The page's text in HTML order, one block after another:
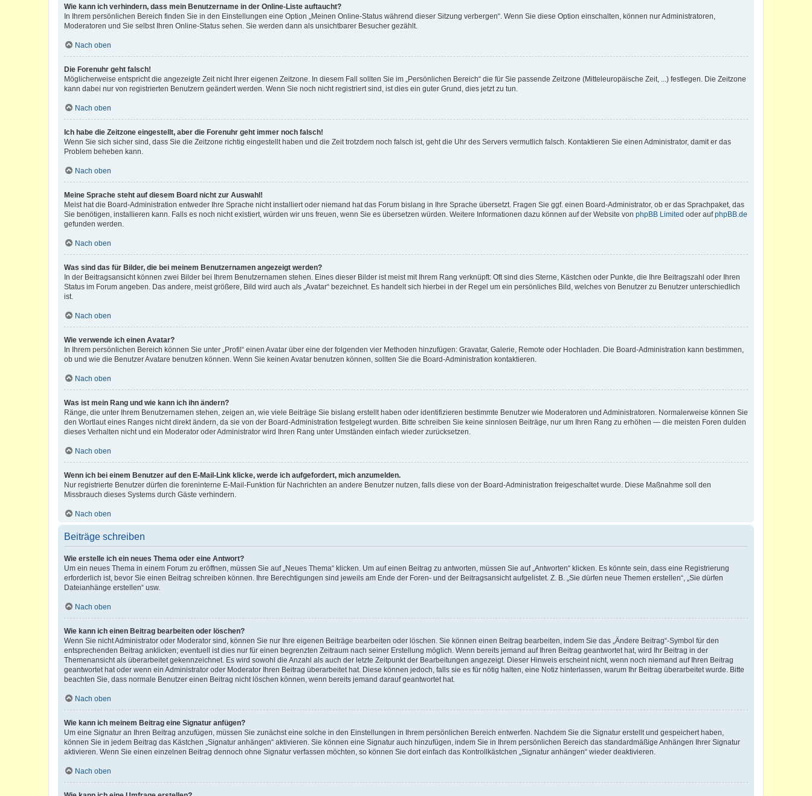
Wie kann ich verhindern, dass mein Benutzername in der Online-Liste auftaucht?
In Ihrem persönlichen Bereich finden Sie in den Einstellungen eine Option „Meinen Online-Status während dieser Sitzung verbergen“. Wenn Sie diese Option einschalten, können nur Administratoren,
Moderatoren und Sie selbst Ihren Online-Status sehen. Sie werden dann als unsichtbarer Besucher gezählt.
Nach oben
Die Forenuhr geht falsch!
Möglicherweise entspricht die angezeigte Zeit nicht Ihrer eigenen Zeitzone. In diesem Fall sollten Sie im „Persönlichen Bereich“ die für Sie passende Zeitzone (Mitteleuropäische Zeit, ...) festlegen. Die Zeitzone
kann dabei nur von registrierten Benutzern geändert werden. Wenn Sie noch nicht registriert sind, ist dies ein guter Grund, dies jetzt zu tun.
Nach oben
Ich habe die Zeitzone eingestellt, aber die Forenuhr geht immer noch falsch!
Wenn Sie sich sicher sind, dass Sie die Zeitzone richtig eingestellt haben und die Zeit trotzdem noch falsch ist, geht die Uhr des Servers vermutlich falsch. Kontaktieren Sie einen Administrator, damit er das
Problem beheben kann.
Nach oben
Meine Sprache steht auf diesem Board nicht zur Auswahl!
Meist hat die Board-Administration entweder Ihre Sprache nicht installiert oder niemand hat das Forum bislang in Ihre Sprache übersetzt. Fragen Sie ggf. einen Board-Administrator, ob er das Sprachpaket, das
Sie benötigen, installieren kann. Falls es noch nicht existiert, würden wir uns freuen, wenn Sie es übersetzen würden. Weitere Informationen dazu können auf der Website von phpBB Limited oder aufphpBB.de
gefunden werden.
Nach oben
Was sind das für Bilder, die bei meinem Benutzernamen angezeigt werden?
In der Beitragsansicht können zwei Bilder bei Ihrem Benutzernamen stehen. Eines dieser Bilder ist meist mit Ihrem Rang verknüpft: Oft sind dies Sterne, Kästchen oder Punkte, die Ihre Beitragszahl oder Ihren
Status im Forum angeben. Das andere, meist größere, Bild wird auch als „Avatar“ bezeichnet. Es handelt sich hierbei in der Regel um ein persönliches Bild, welches von Benutzer zu Benutzer unterschiedlich
ist.
Nach oben
Wie verwende ich einen Avatar?
In Ihrem persönlichen Bereich können Sie unter „Profil“ einen Avatar über eine der folgenden vier Methoden hinzufügen: Gravatar, Galerie, Remote oder Hochladen. Die Board-Administration kann bestimmen,
ob und wie die Benutzer Avatare benutzen können. Wenn Sie keinen Avatar benutzen können, sollten Sie die Board-Administration kontaktieren.
Nach oben
Was ist mein Rang und wie kann ich ihn ändern?
Ränge, die unter Ihrem Benutzernamen stehen, zeigen an, wie viele Beiträge Sie bislang erstellt haben oder identifizieren bestimmte Benutzer wie Moderatoren und Administratoren. Normalerweise können Sie
den Wortlaut eines Ranges nicht direkt ändern, da sie von der Board-Administration festgelegt wurden. Bitte schreiben Sie keine sinnlosen Beiträge, nur um Ihren Rang zu erhöhen — die meisten Foren dulden
dieses Verhalten nicht und ein Moderator oder Administrator wird Ihren Rang unter Umständen einfach wieder zurücksetzen.
Nach oben
Wenn ich bei einem Benutzer auf den E-Mail-Link klicke, werde ich aufgefordert, mich anzumelden.
Nur registrierte Benutzer dürfen die foreninterne E-Mail-Funktion für Nachrichten an andere Benutzer nutzen, falls diese von der Board-Administration freigeschaltet wurde. Diese Maßnahme soll den
Missbrauch dieses Systems durch Gäste verhindern.
Nach oben
Beiträge schreiben
Wie erstelle ich ein neues Thema oder eine Antwort?
Um ein neues Thema in einem Forum zu eröffnen, müssen Sie auf „Neues Thema“ klicken. Um auf einen Beitrag zu antworten, müssen Sie auf „Antworten“ klicken. Es könnte sein, dass eine Registrierung
erforderlich ist, bevor Sie einen Beitrag schreiben können. Ihre Berechtigungen sind jeweils am Ende der Foren- und der Beitragsansicht aufgelistet. Z. B. „Sie dürfen neue Themen erstellen“, „Sie dürfen
Dateianhänge erstellen“ usw.
Nach oben
Wie kann ich einen Beitrag bearbeiten oder löschen?
Wenn Sie nicht Administrator oder Moderator sind, können Sie nur Ihre eigenen Beiträge bearbeiten oder löschen. Sie können einen Beitrag bearbeiten, indem Sie das „Ändere Beitrag“-Symbol für den
entsprechenden Beitrag anklicken; eventuell ist dies nur für einen begrenzten Zeitraum nach seiner Erstellung möglich. Wenn bereits jemand auf Ihren Beitrag geantwortet hat, wird Ihr Beitrag in der
Themenansicht als überarbeitet gekennzeichnet. Es wird sowohl die Anzahl als auch der letzte Zeitpunkt der Bearbeitungen angezeigt. Dieser Hinweis erscheint nicht, wenn noch niemand auf Ihren Beitrag
geantwortet hat oder wenn ein Administrator oder Moderator Ihren Beitrag überarbeitet hat. Diese können jedoch, falls sie es für nötig halten, eine Notiz hinterlassen, warum Ihr Beitrag überarbeitet wurde. Bitte
beachten Sie, dass normale Benutzer einen Beitrag nicht löschen können, wenn bereits jemand darauf geantwortet hat.
Nach oben
Wie kann ich meinem Beitrag eine Signatur anfügen?
Um eine Signatur an Ihren Beitrag anzufügen, müssen Sie zunächst eine solche in den Einstellungen in Ihrem persönlichen Bereich entwerfen. Nachdem Sie die Signatur erstellt und gespeichert haben,
können Sie in jedem Beitrag das Kästchen „Signatur anhängen“ aktivieren. Sie können eine Signatur auch hinzufügen, indem Sie in Ihrem persönlichen Bereich das standardmäßige Anhängen Ihrer Signatur
aktivieren. Wenn Sie einen einzelnen Beitrag dennoch ohne Signatur verfassen möchten, so können Sie dort einfach das Kontrollkästchen „Signatur anhängen“ wieder deaktivieren.
Nach oben